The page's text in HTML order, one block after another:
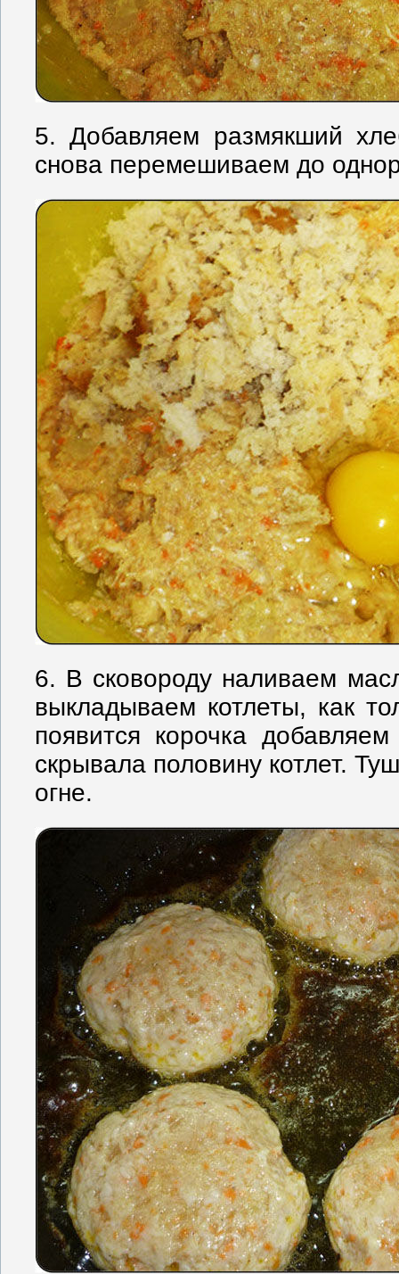
5. Добавляем размякший
снова перемешиваем до
6. В сковороду наливаем
выкладываем котлеты, как
появится корочка
скрывала половину котлет.
огне.